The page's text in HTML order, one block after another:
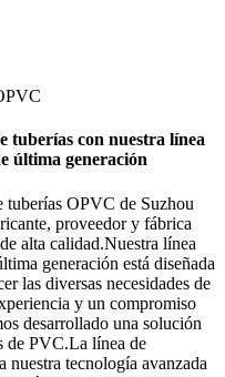
tuberías con nuestra línea
última generación
tuberías OPVC de Suzhou
proveedor y fábrica
alta calidad.Nuestra línea
generación está diseñada
las diversas necesidades de
y un compromiso
desarrollado una solución
de PVC.La línea de
tecnología avanzada